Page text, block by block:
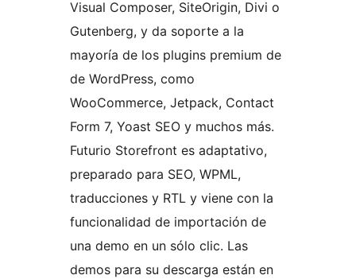
Visual Composer, SiteOrigin, Divi o
Gutenberg, y da soporte a la
mayoría de los plugins premium de
de WordPress, como
WooCommerce, Jetpack, Contact
Form 7, Yoast SEO y muchos más.
Futurio Storefront es adaptativo,
preparado para SEO, WPML,
traducciones y RTL y viene con la
funcionalidad de importación de
una demo en un sólo clic. Las
demos para su descarga están en